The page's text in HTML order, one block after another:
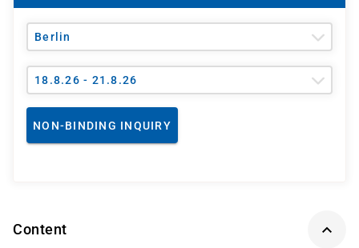
Berlin
18.8.26 - 21.8.26
NON-BINDING INQUIRY
Content